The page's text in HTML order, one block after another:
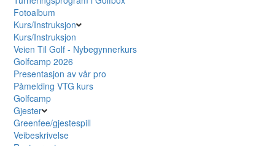
Fotoalbum
Kurs/Instruksjon
Kurs/Instruksjon
Veien Til Golf - Nybegynnerkurs
Golfcamp 2026
Presentasjon av vår pro
Påmelding VTG kurs
Golfcamp
Gjester
Greenfee/gjestespill
Veibeskrivelse